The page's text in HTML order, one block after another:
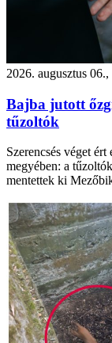
2026. augusztus
Bajba jutott
tűzoltók
Szerencsés véget
megyében: a
mentettek ki